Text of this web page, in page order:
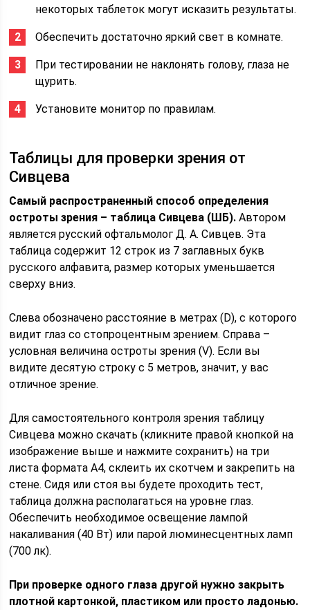
некоторых таблеток могут исказить результаты.
Обеспечить достаточно яркий свет в комнате.
При тестировании не наклонять голову, глаза не
щурить.
Установите монитор по правилам.
Таблицы для проверки зрения от
Сивцева
Самый распространенный способ определения
остроты зрения – таблица Сивцева (ШБ). Автором
является русский офтальмолог Д. А. Сивцев. Эта
таблица содержит 12 строк из 7 заглавных букв
русского алфавита, размер которых уменьшается
сверху вниз.
Слева обозначено расстояние в метрах (D), с которого
видит глаз со стопроцентным зрением. Справа –
условная величина остроты зрения (V). Если вы
видите десятую строку с 5 метров, значит, у вас
отличное зрение.
Для самостоятельного контроля зрения таблицу
Сивцева можно скачать (кликните правой кнопкой на
изображение выше и нажмите сохранить) на три
листа формата А4, склеить их скотчем и закрепить на
стене. Сидя или стоя вы будете проходить тест,
таблица должна располагаться на уровне глаз.
Обеспечить необходимое освещение лампой
накаливания (40 Вт) или парой люминесцентных ламп
(700 лк).
При проверке одного глаза другой нужно закрыть
плотной картонкой, пластиком или просто ладонью.